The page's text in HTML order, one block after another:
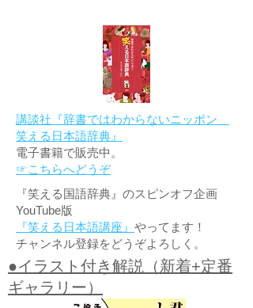
講談社『辞書ではわからないニッポン
笑える日本語辞典』
電子書籍で販売中。
☞こちらへどうぞ
『笑える国語辞典』のスピンオフ企画
YouTube版
『笑える日本語講座』 やってます！
チャンネル登録をどうぞよろしく。
●イラスト付き解説（新着+定番
ギャラリー）